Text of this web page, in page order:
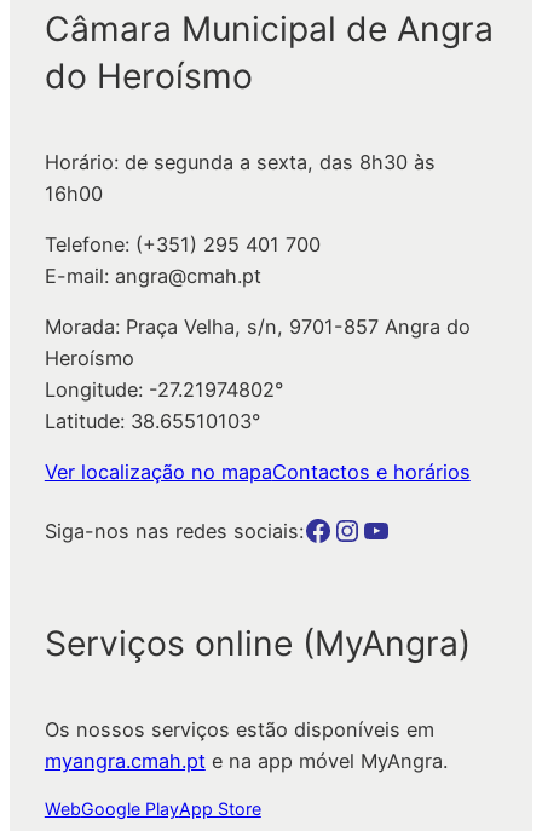
uCâmara Municipal de Angra
do Heroísmo
Horário: de segunda a sexta, das 8h30 às
16h00
Telefone: (+351) 295 401 700
E-mail: angra@cmah.pt
Morada: Praça Velha, s/n, 9701-857 Angra do
Heroísmo
Longitude: -27.21974802°
Latitude: 38.65510103°
Ver localização no mapaContactos e horários
Siga-nos nas redes sociais:Botão para a página da autarquia no Facebook Botão para a página da autarquia no Instagram Botão para a página da autarquia no Youtube
Serviços online (MyAngra)
Os nossos serviços estão disponíveis em
myangra.cmah.pt e na app móvel MyAngra.
WebGoogle PlayApp Store